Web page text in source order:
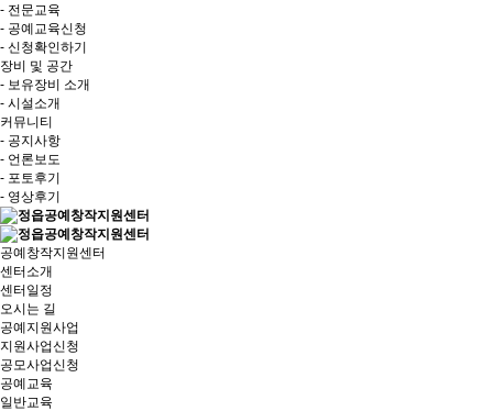
- 전문교육
- 공예교육신청
- 신청확인하기
장비 및 공간
- 보유장비 소개
- 시설소개
커뮤니티
- 공지사항
- 언론보도
- 포토후기
- 영상후기
공예창작지원센터
센터소개
센터일정
오시는 길
공예지원사업
지원사업신청
공모사업신청
공예교육
일반교육